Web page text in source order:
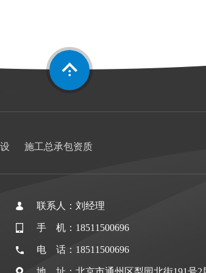
施工总承包资质
联系人：刘经理
手 机：18511500696
电 话：18511500696